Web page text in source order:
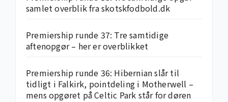
samlet overblik fra skotskfodbold.dk
Premiership runde 37: Tre samtidige
aftenopgør – her er overblikket
Premiership runde 36: Hibernian slår til
tidligt i Falkirk, pointdeling i Motherwell –
mens opgøret på Celtic Park står for døren